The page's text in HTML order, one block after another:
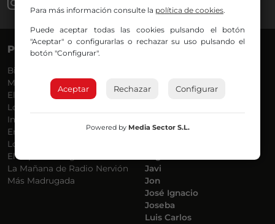
PROGRAMAS
Bilbosport
Más Música
El Madrugador
Lo Más Nuevo
Informativos
En Ruta
Locos por la Música
El Supermadrugador
La Mañana de Radio Nervión
Más Madrugada
Dani
Endika
Javi
Jon
José Ignacio
Joseba
Luis Carlos
Para más información consulte la política de cookies.
Puede aceptar todas las cookies pulsando el botón
"Aceptar" o configurarlas o rechazar su uso pulsando el
botón "Configurar".
Aceptar Rechazar Configurar
Powered by Media Sector S.L.